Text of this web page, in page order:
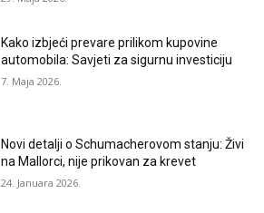
Kako izbjeći prevare prilikom kupovine
automobila: Savjeti za sigurnu investiciju
7. Maja 2026.
Novi detalji o Schumacherovom stanju: Živi
na Mallorci, nije prikovan za krevet
24. Januara 2026.